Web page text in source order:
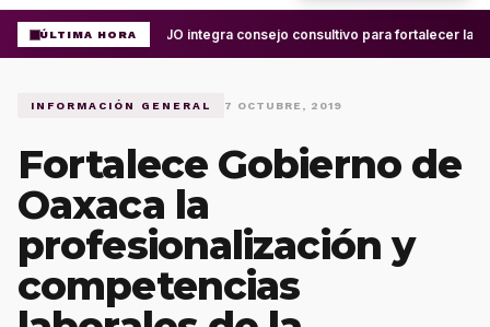
ÚLTIMA HORAUABJO integra consejo consultivo para fortalecer la
INFORMACIÓN GENERAL 7 OCTUBRE, 2019
Fortalece Gobierno de
Oaxaca la
profesionalización y
competencias